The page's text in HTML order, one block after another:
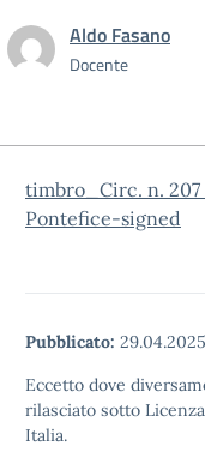
Aldo Fasano
Docente
timbro_Circ. n. 207
Pontefice-signed
Pubblicato: 29.04.2025
Eccetto dove
rilasciato sotto
Italia.